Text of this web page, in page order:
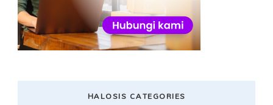
HALOSIS CATEGORIES